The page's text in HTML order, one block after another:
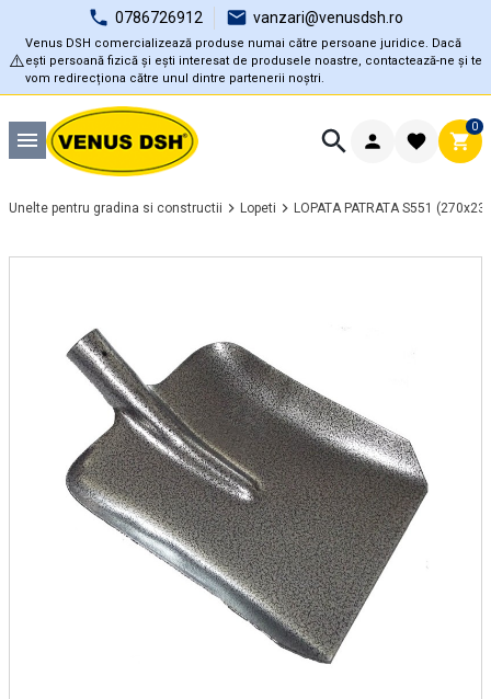
0786726912 vanzari@venusdsh.ro
⚠️
Venus DSH comercializează produse numai către persoane juridice. Dacă
ești persoană fizică și ești interesat de produsele noastre, contactează-ne și te
vom redirecționa către unul dintre partenerii noștri.
0
Unelte pentru gradina si constructii Lopeti LOPATA PATRATA S551